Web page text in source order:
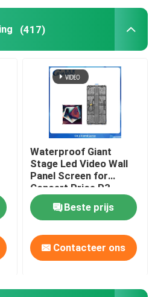
(417)
Waterproof Giant
Stage Led Video Wall
Panel Screen for
Concert Price,P3
Rental Outdoor Led
Display Screen
Outdoor Led Screen
Beste prijs
Contacteer ons